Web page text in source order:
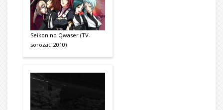
Seikon no Qwaser (TV-
sorozat, 2010)